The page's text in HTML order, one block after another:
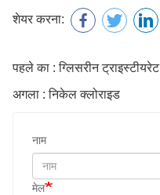
शेयर करना:
पहले का : ग्लिसरीन ट्राइस्टीयरेट
अगला : निकेल क्लोराइड
नाम
मेल